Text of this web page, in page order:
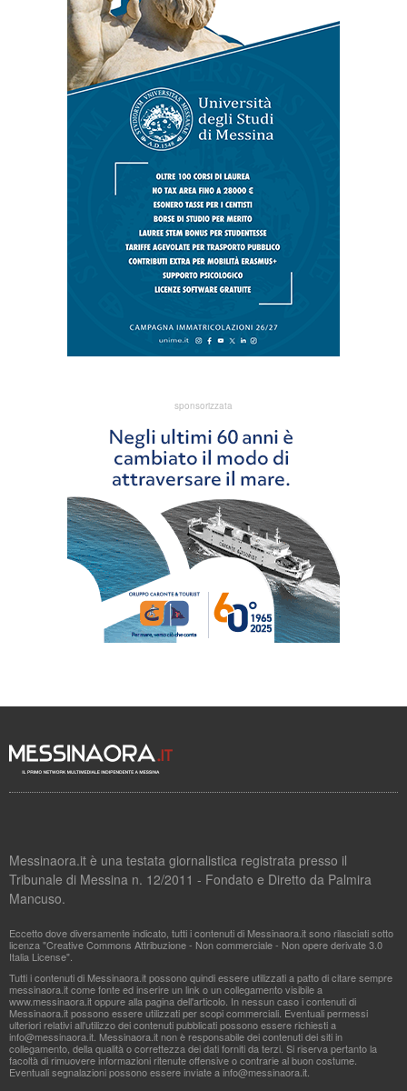
sponsorizzata
Messinaora.it è una testata giornalistica registrata presso il
Tribunale di Messina n. 12/2011 - Fondato e Diretto da Palmira
Mancuso.
Eccetto dove diversamente indicato, tutti i contenuti di Messinaora.it sono rilasciati sotto
licenza "Creative Commons Attribuzione - Non commerciale - Non opere derivate 3.0
Italia License".
Tutti i contenuti di Messinaora.it possono quindi essere utilizzati a patto di citare sempre
messinaora.it come fonte ed inserire un link o un collegamento visibile a
www.messinaora.it oppure alla pagina dell'articolo. In nessun caso i contenuti di
Messinaora.it possono essere utilizzati per scopi commerciali. Eventuali permessi
ulteriori relativi all'utilizzo dei contenuti pubblicati possono essere richiesti a
info@messinaora.it . Messinaora.it non è responsabile dei contenuti dei siti in
collegamento, della qualità o correttezza dei dati forniti da terzi. Si riserva pertanto la
facoltà di rimuovere informazioni ritenute offensive o contrarie al buon costume.
Eventuali segnalazioni possono essere inviate ainfo@messinaora.it